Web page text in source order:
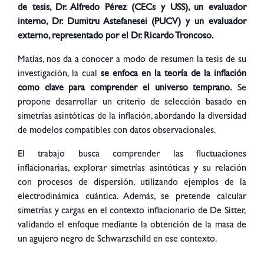
de tesis, Dr. Alfredo Pérez (CECs y USS), un evaluador
interno, Dr. Dumitru Astefanesei (PUCV) y un evaluador
externo, representado por el Dr. Ricardo Troncoso.
Matías, nos da a conocer a modo de resumen la tesis de su
investigación, la cual se enfoca en la teoría de la inflación
como clave para comprender el universo temprano. Se
propone desarrollar un criterio de selección basado en
simetrías asintóticas de la inflación, abordando la diversidad
de modelos compatibles con datos observacionales.
El trabajo busca comprender las fluctuaciones
inflacionarias, explorar simetrías asintóticas y su relación
con procesos de dispersión, utilizando ejemplos de la
electrodinámica cuántica. Además, se pretende calcular
simetrías y cargas en el contexto inflacionario de De Sitter,
validando el enfoque mediante la obtención de la masa de
un agujero negro de Schwarzschild en ese contexto.